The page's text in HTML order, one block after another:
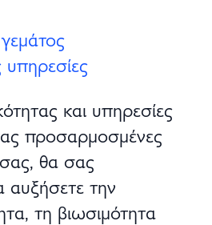
και υπηρεσίες
προσαρμοσμένες
θα σας
την
τη βιωσιμότητα